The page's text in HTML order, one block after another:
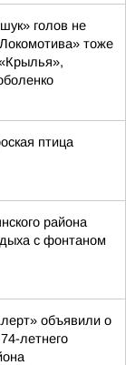
голов не
тоже
птица
района
с фонтаном
объявили о
летнего